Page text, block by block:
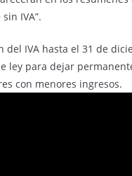
IVA”.
IVA hasta el 31 de
ley para dejar
con menores ingresos.